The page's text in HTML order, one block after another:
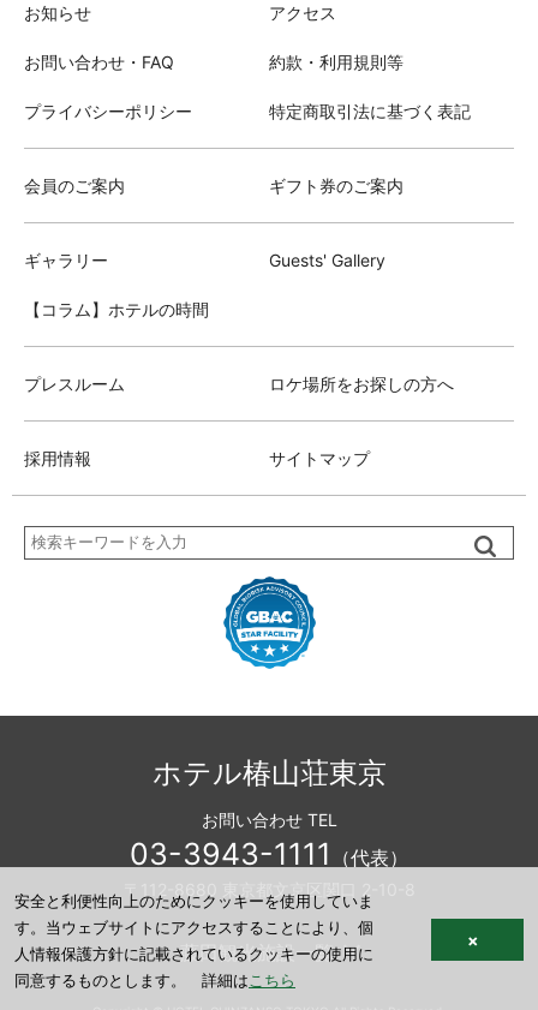
お知らせ アクセス
お問い合わせ・FAQ 約款・利用規則等
プライバシーポリシー 特定商取引法に基づく表記
会員のご案内 ギフト券のご案内
ギャラリー Guests' Gallery
【コラム】ホテルの時間
プレスルーム ロケ場所をお探しの方へ
採用情報 サイトマップ
ホテル椿山荘東京
〒112-8680 東京都文京区関口 2-10-8
お問い合わせ TEL
03-3943-1111 （代表）
藤田観光施設一覧
安全と利便性向上のためにクッキーを使用していま
す。当ウェブサイトにアクセスすることにより、個
人情報保護方針に記載されているクッキーの使用に
同意するものとします。 詳細は こちら
×